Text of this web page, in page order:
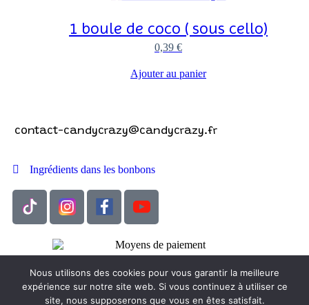
1 boule de coco ( sous cello)
0,39 €
Ajouter au panier
contact-candycrazy@candycrazy.fr
Ingrédients dans les bonbons
Conditions Générales de Vente
Mentions légales
Politique de confidentialité
Nous utilisons des cookies pour vous garantir la meilleure
expérience sur notre site web. Si vous continuez à utiliser ce
site, nous supposerons que vous en êtes satisfait.